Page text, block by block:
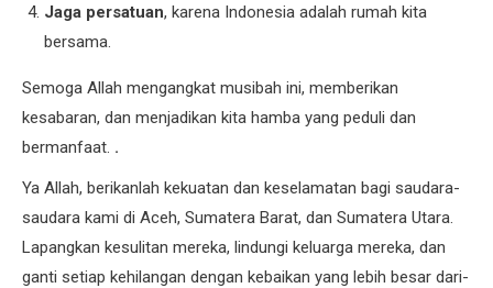
Jaga persatuan, karena Indonesia adalah rumah kita
bersama.
Semoga Allah mengangkat musibah ini, memberikan
kesabaran, dan menjadikan kita hamba yang peduli dan
bermanfaat. .
Ya Allah, berikanlah kekuatan dan keselamatan bagi saudara-
saudara kami di Aceh, Sumatera Barat, dan Sumatera Utara.
Lapangkan kesulitan mereka, lindungi keluarga mereka, dan
ganti setiap kehilangan dengan kebaikan yang lebih besar dari-